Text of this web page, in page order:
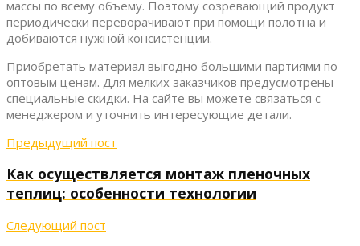
массы по всему объему. Поэтому созревающий продукт
периодически переворачивают при помощи полотна и
добиваются нужной консистенции.
Приобретать материал выгодно большими партиями по
оптовым ценам. Для мелких заказчиков предусмотрены
специальные скидки. На сайте вы можете связаться с
менеджером и уточнить интересующие детали.
Предыдущий пост
Как осуществляется монтаж пленочных
теплиц: особенности технологии
Следующий пост